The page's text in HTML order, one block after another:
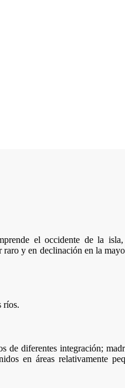
el occidente de la isla,
raro y en declinación en la
ríos.
de diferentes integración;
en áreas relativamente